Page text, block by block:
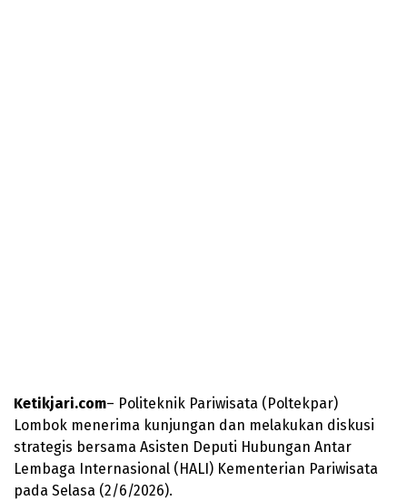
Ketikjari.com– Politeknik Pariwisata (Poltekpar)
Lombok menerima kunjungan dan melakukan diskusi
strategis bersama Asisten Deputi Hubungan Antar
Lembaga Internasional (HALI) Kementerian Pariwisata
pada Selasa (2/6/2026).